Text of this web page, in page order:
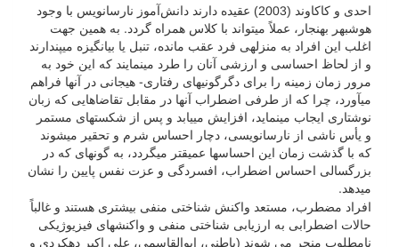
احدی و کاکاوند (2003) عقیده دارند دانش‌آموز نارسانویس با وجود
هوش­بهر بهنجار، عملاً می­تواند با کلاس همراه گردد. به همین جهت
اغلب این افراد به منزله­ی فرد عقب مانده، تنبل یا بی­انگیزه می­پندارند
و از لحاظ احساسی و ارزشی آنان را طرد می­نمایند که این خود به
مرور زمان زمینه را برای دگرگونی­های رفتاری- هیجانی در آن­ها فراهم
می­آورد، چرا که از طرفی اضطراب آن­ها در مقابل تقاضاهایی که زبان
نوشتاری ایجاب می­نماید، افزایش می­یابد و پس از شکست­های مستمر
و یأس ناشی از نارسانویسی، دچار احساس شرم و تحقیر می­شوند
که با گذشت زمان این احساس­ها عمیق­تر می­گردد، به گونه­ای که در
بزرگسالی احساس اضطراب، افسردگی و عزت نفس پایین را نشان
می­دهد.
افراد مضطرب، مستعد واکنش شناختی منفی بیشتری هستند و غالباً
حالات اضطرابی به ارزیابی شناختی منفی و واکنشهای فیزیوژیکی
نامطلوب منجر می شوند (باطنی، ابوالقاسمی، علی اکبر دهکردی و